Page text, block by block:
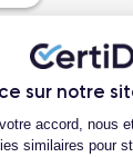
sur notre
accord, nous
similaires pour
?